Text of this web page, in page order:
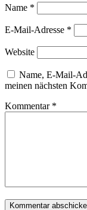
Name *
E-Mail-Adresse *
Website
Name, E-Mail-
meinen nächsten
Kommentar *